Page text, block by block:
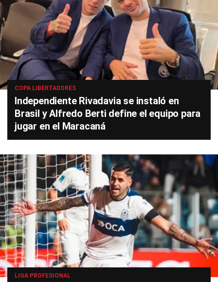
COPA LIBERTADORES
Independiente Rivadavia se instaló en
Brasil y Alfredo Berti define el equipo para
jugar en el Maracaná
LIGA PROFESIONAL